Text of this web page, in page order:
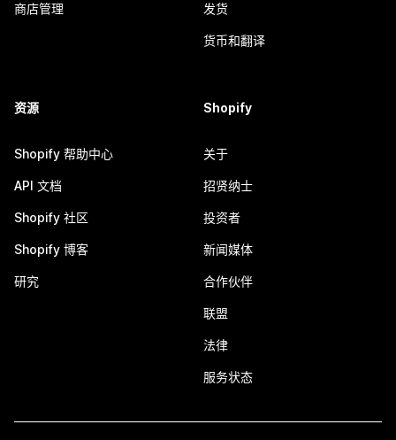
商店管理 发货
货币和翻译
资源
Shopify 帮助中心
API 文档
Shopify 社区
Shopify 博客
研究
Shopify
关于
招贤纳士
投资者
新闻媒体
合作伙伴
联盟
法律
服务状态